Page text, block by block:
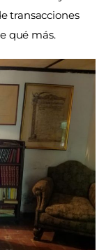
transacciones
qué más.